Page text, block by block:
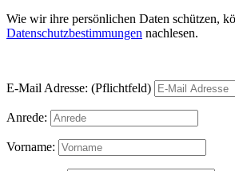
Wie wir ihre persönlichen Daten schützen,
Datenschutzbestimmungen nachlesen.
E-Mail Adresse: (Pflichtfeld)
Anrede:
Vorname: